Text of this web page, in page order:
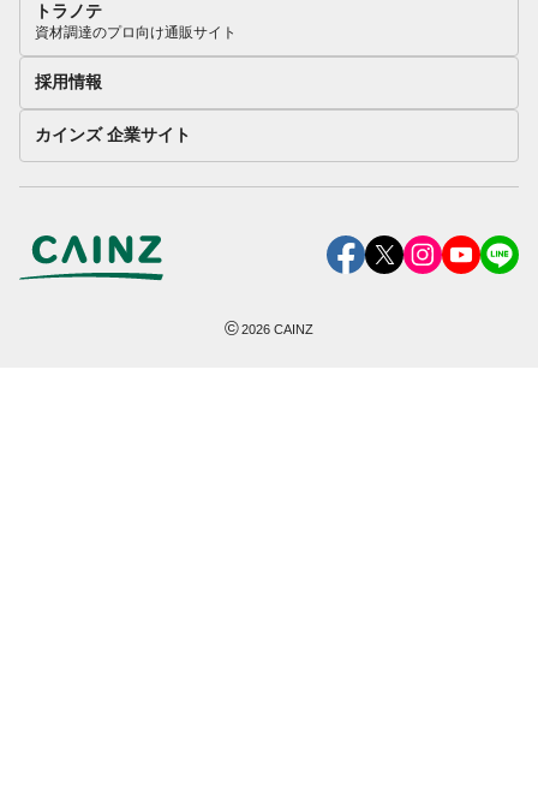
トラノテ
資材調達のプロ向け通販サイト
採用情報
カインズ 企業サイト
©2026 CAINZ